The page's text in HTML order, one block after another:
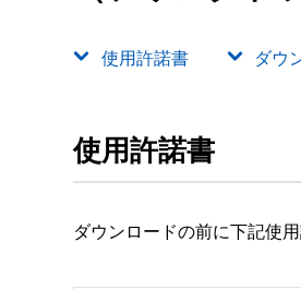
使用許諾書 ダウ
使用許諾書
ダウンロードの前に下記使